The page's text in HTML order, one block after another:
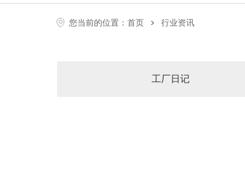
您当前的位置：首页 > 行业资讯
工厂日记